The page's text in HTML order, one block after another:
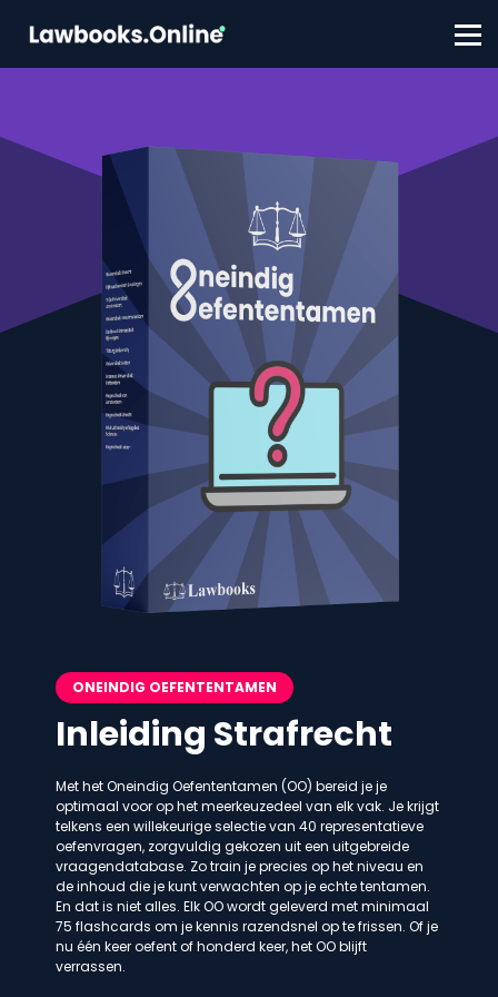
FAQ
Contact
ONEINDIG OEFENTENTAMEN
Inleiding Strafrecht
Met het Oneindig Oefententamen (OO) bereid je je
optimaal voor op het meerkeuzedeel van elk vak. Je krijgt
telkens een willekeurige selectie van 40 representatieve
oefenvragen, zorgvuldig gekozen uit een uitgebreide
vraagendatabase. Zo train je precies op het niveau en
de inhoud die je kunt verwachten op je echte tentamen.
En dat is niet alles. Elk OO wordt geleverd met minimaal
75 flashcards om je kennis razendsnel op te frissen. Of je
nu één keer oefent of honderd keer, het OO blijft
verrassen.